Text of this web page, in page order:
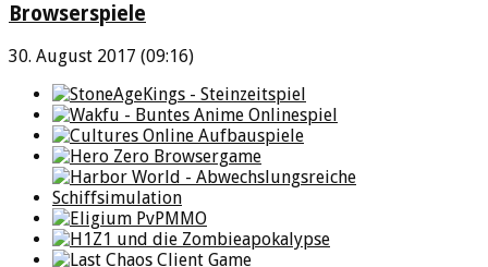
Browserspiele
30. August 2017 (09:16)